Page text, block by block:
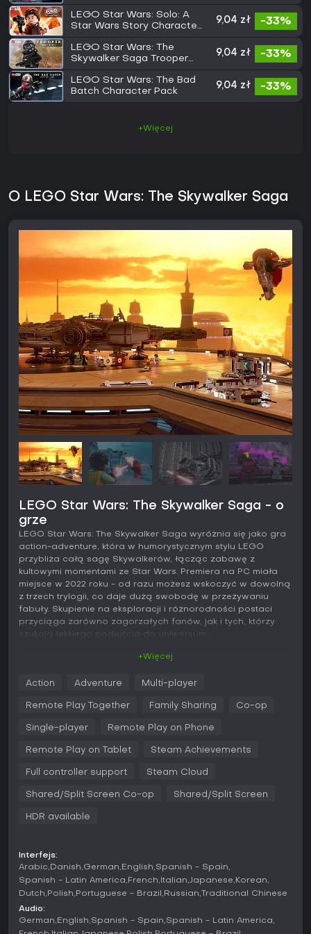
LEGO Star Wars: Solo: A
Star Wars Story Character
9,04 zł -33%
LEGO Star Wars: The
Skywalker Saga Trooper
9,04 zł -33%
LEGO Star Wars: The Bad
Batch Character Pack
9,04 zł -33%
+Więcej
O LEGO Star Wars: The Skywalker Saga
LEGO Star Wars: The Skywalker Saga - o
grze
LEGO Star Wars: The Skywalker Saga wyróżnia się jako gra
action-adventure, która w humorystycznym stylu LEGO
przybliża całą sagę Skywalkerów, łącząc zabawę z
kultowymi momentami ze Star Wars. Premiera na PC miała
miejsce w 2022 roku - od razu możesz wskoczyć w dowolną
z trzech trylogii, co daje dużą swobodę w przeżywaniu
fabuły. Skupienie na eksploracji i różnorodności postaci
przyciąga zarówno zagorzałych fanów, jak i tych, którzy
szukają lekkiego podejścia do uniwersum.
mechanik jest akcja w widoku trzecioosobowym - sterujesz
postaciami, rozwiązując zagadki, walcząc z wrogami i
w combo, precyzyjnym celowaniu z blasterów czy używaniu
kluczowa: zbieranie Kyber Bricks odblokowuje ulepszenia
Hunter. Sekcje pojazdowe pozwalają pilotować ponad 100
statków i pojazdów lądowych, tocząc walki w kosmosie czy
abordażując giganty jak Super Star Destroyer.
Mechaniki dostosowują się do typów, np. Astromech Droids
hakują terminale, a Protocol Droids tłumaczą języki. Zagadki
wykonywania zadań pobocznych.
Tryby gry
+Więcej
Action Adventure Multi-player
Remote Play Together Family Sharing Co-op
Single-player Remote Play on Phone
Remote Play on Tablet Steam Achievements
Full controller support Steam Cloud
Shared/Split Screen Co-op Shared/Split Screen
HDR available
Interfejs:
Arabic Danish German English Spanish - Spain
Spanish - Latin America French Italian Japanese Korean
Dutch Polish Portuguese - Brazil Russian
Traditional Chinese
Audio:
German English Spanish - Spain Spanish - Latin America